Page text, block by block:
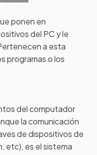
ponen en
del PC y le
a esta
programas o los
del computador
la comunicación
de dispositivos de
etc), es el sistema